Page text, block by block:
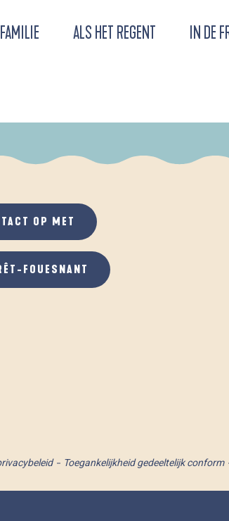
ALS HET REGENT IN DE
OP MET
FOUESNANT
Toegankelijkheid gedeeltelijk conform